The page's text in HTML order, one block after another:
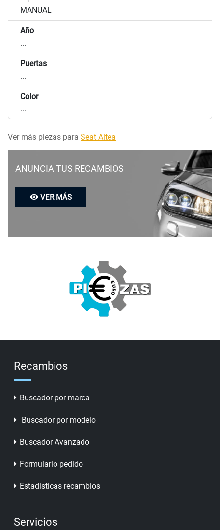
MANUAL
Año
...
Puertas
...
Color
...
Ver más piezas para Seat Altea
ANUNCIA TUS RECAMBIOS
VER MÁS
Recambios
Buscador por marca
Buscador por modelo
Buscador Avanzado
Formulario pedido
Estadisticas recambios
Servicios